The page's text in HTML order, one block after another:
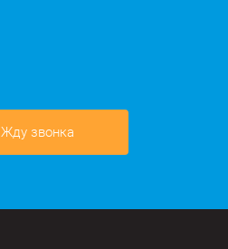
Жду звонка